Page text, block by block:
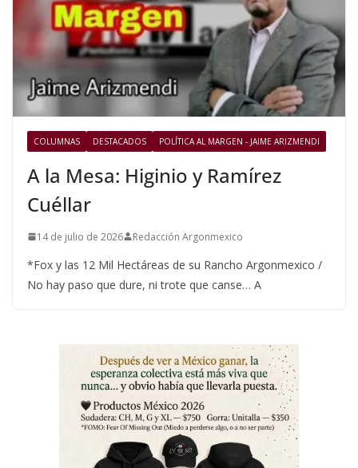
COLUMNAS DESTACADOS POLÍTICA AL MARGEN - JAIME ARIZMENDI
A la Mesa: Higinio y Ramírez
Cuéllar
14 de julio de 2026 Redacción Argonmexico
*Fox y las 12 Mil Hectáreas de su Rancho Argonmexico /
No hay paso que dure, ni trote que canse… A